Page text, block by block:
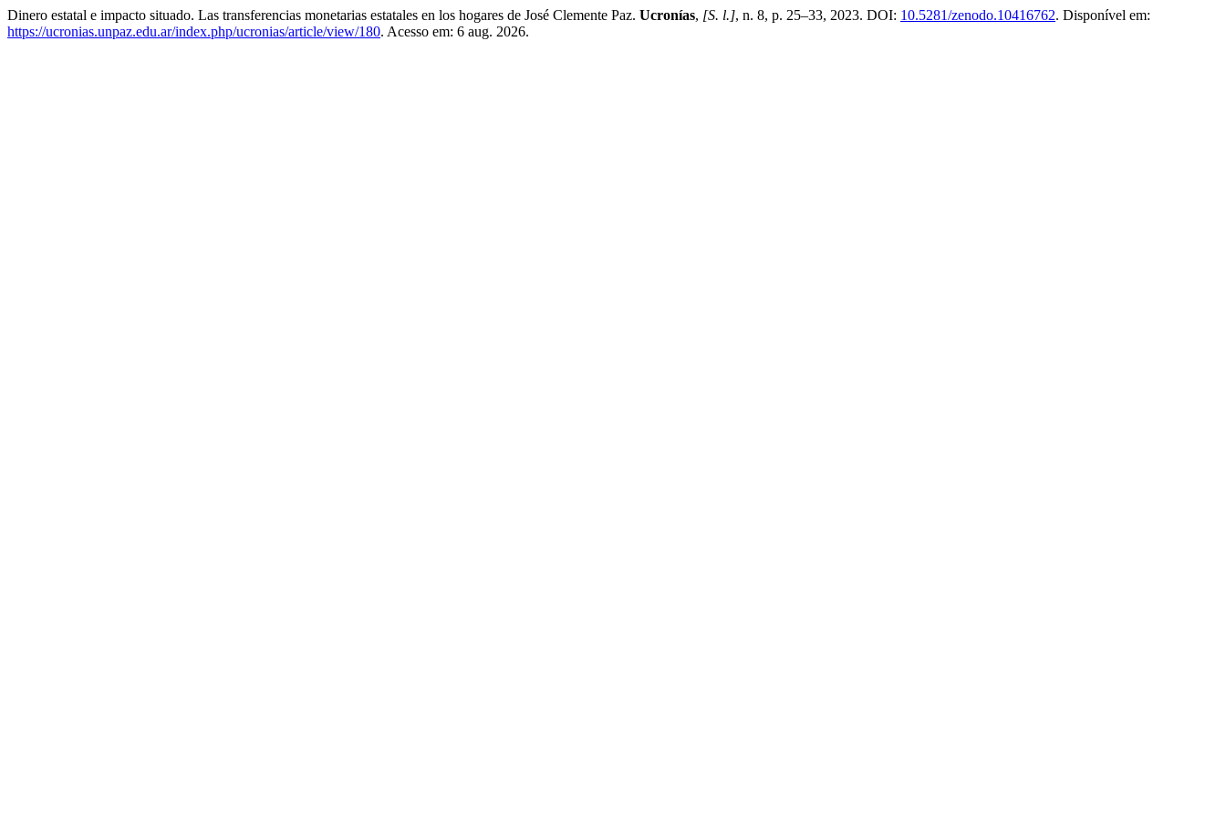
Dinero estatal e impacto situado. Las transferencias monetarias estatales en los hogares de José Clemente Paz. Ucronías, [S. l.], n. 8, p. 25–33, 2023. DOI: 10.5281/zenodo.10416762. Disponível em:
https://ucronias.unpaz.edu.ar/index.php/ucronias/article/view/180. Acesso em: 6 aug. 2026.